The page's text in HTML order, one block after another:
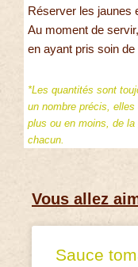
Réserver les jaunes
Au moment de
en ayant pris soin
*Les quantités sont
un nombre précis,
plus ou en moins, de
chacun.
Vous allez
Sauce